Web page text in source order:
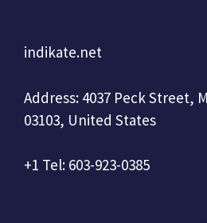
indikate.net
Address: 4037 Peck Street,
03103, United States
+1 Tel: 603-923-0385